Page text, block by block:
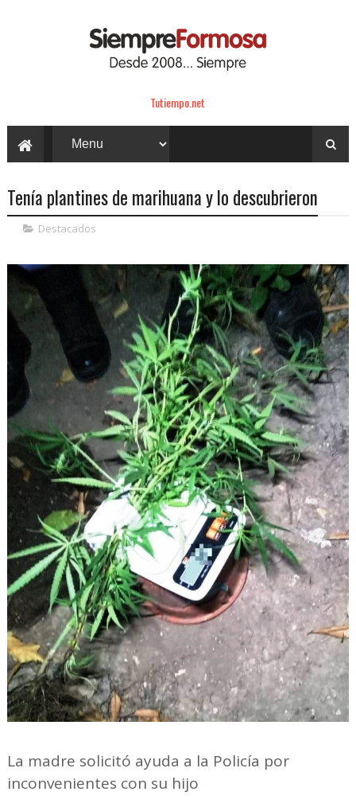
Tutiempo.net
Tenía plantines de marihuana y lo descubrieron
Destacados
La madre solicitó ayuda a la Policía por
inconvenientes con su hijo